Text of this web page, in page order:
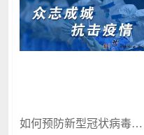
如何预防新型冠状病毒肺炎（在线收听）